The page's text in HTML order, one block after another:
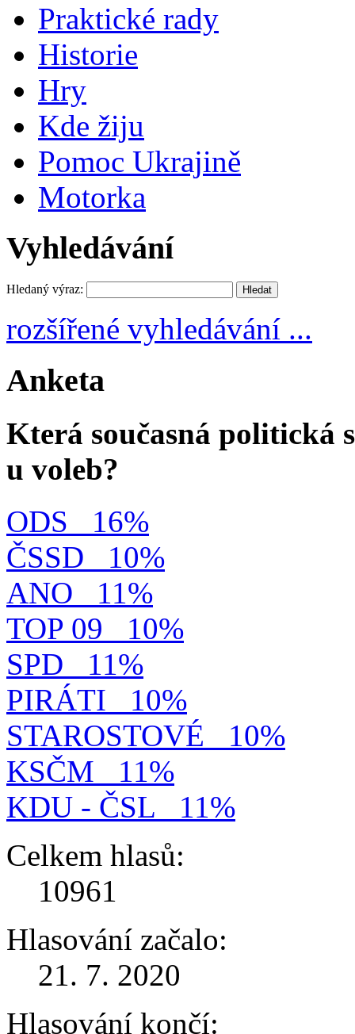
Praktické rady
Historie
Hry
Kde žiju
Pomoc Ukrajině
Motorka
Vyhledávání
Hledaný výraz:
rozšířené vyhledávání ...
Anketa
Která současná politická
u voleb?
ODS
16%
ČSSD
10%
ANO
11%
TOP 09
10%
SPD
11%
PIRÁTI
10%
STAROSTOVÉ
10%
KSČM
11%
KDU - ČSL
11%
Celkem hlasů:
10961
Hlasování začalo:
21. 7. 2020
Hlasování končí: